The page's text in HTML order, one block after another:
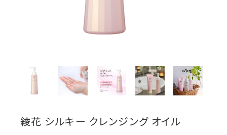
綾花 シルキー クレンジング オイル